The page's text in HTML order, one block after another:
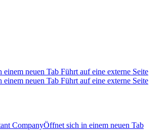
einem neuen Tab Führt auf eine externe Seite
einem neuen Tab Führt auf eine externe Seite
CompanyÖffnet sich in einem neuen Tab